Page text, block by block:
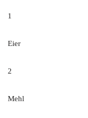
1
Eier
2
Mehl